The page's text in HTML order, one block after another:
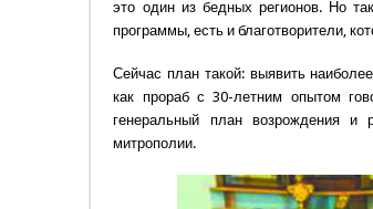
это один из бедных регионов. Но
программы, есть и благотворители,
Сейчас план такой: выявить
как прораб с 30-летним опытом
генеральный план возрождения и
митрополии.